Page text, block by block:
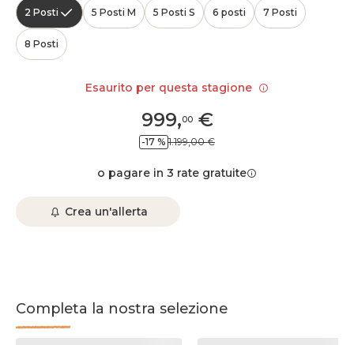
2 Posti 5 Posti M 5 Posti S 6 posti 7 Posti
8 Posti
999,00€
-17 % 1.199,00 €
o pagare in 3 rate gratuite
Crea un'allerta
Completa la nostra selezione